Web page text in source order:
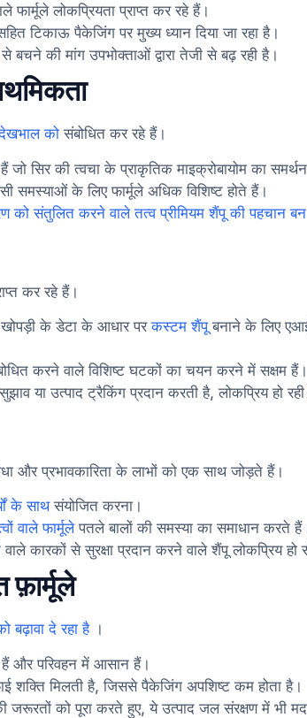
फार्मूले लोकप्रियता प्राप्त कर रहे हैं।
टिकाऊ पैकेजिंग पर मुख्य ध्यान दिया जा रहा है।
की मांग उपभोक्ताओं द्वारा तेजी से बढ़ रही है।
को संबोधित कर रहे हैं।
जो सिर की त्वचा के प्राकृतिक माइक्रोबायोम का
के लिए फार्मूले अधिक विशिष्ट होते हैं।
को संतुलित करने वाले तत्व प्रीमियम शैंपू की पहचान
कर रहे हैं।
खोपड़ी के डेटा के आधार परकस्टम शैंपूबनाने के लिए
करने वाले विशिष्ट घटकों का चयन करने में सक्षम हैं।
या उत्पाद ट्रैकिंग प्रदान करती है, लोकप्रिय हो
और प्रभावकारिता के लाभों को एक साथ जोड़ते हैं।
के साथसंयोजित करना।
वाले फार्मूलेपतले बालों की समस्या का समाधान करते
कारकों से सुरक्षा प्रदान करने वाले शैंपू लोकप्रिय हो
बढ़ावा दे रहा है।
और परिवहन में आसान हैं।
शक्ति मिलती है, जिससे पैकेजिंग अपशिष्ट कम होता है।
जरूरतों को पूरा करते हुए, ये उत्पाद जल संरक्षण में भी